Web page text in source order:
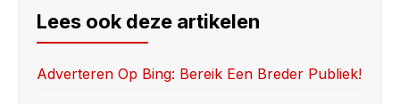
e
b
o
o
d
o
e
Lees ook deze artikelen
Adverteren Op Bing: Bereik Een Breder Publiek!